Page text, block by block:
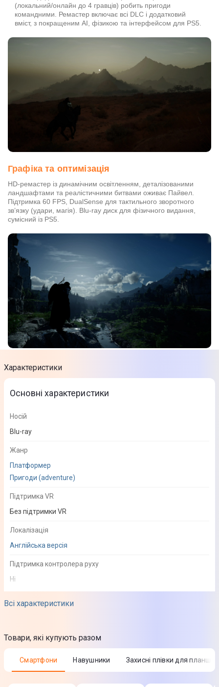
(локальний/онлайн до 4 гравців) робить пригоди
командними. Ремастер включає всі DLC і додатковий
вміст, з покращеним AI, фізикою та інтерфейсом для PS5.
Графіка та оптимізація
HD-ремастер із динамічним освітленням, деталізованими
ландшафтами та реалістичними битвами оживає Пайвел.
Підтримка 60 FPS, DualSense для тактильного зворотного
зв’язку (удари, магія). Blu-ray диск для фізичного видання,
сумісний із PS5.
Характеристики
Всі характеристики
Основні характеристики
Носій
Blu-ray
Жанр
Платформер
Пригоди (adventure)
Підтримка VR
Без підтримки VR
Локалізація
Англійська версія
Підтримка контролера руху
Ні
PlayStation 5
Призначення
Товари, які купують разом
Смартфони Навушники Захисні плівки для